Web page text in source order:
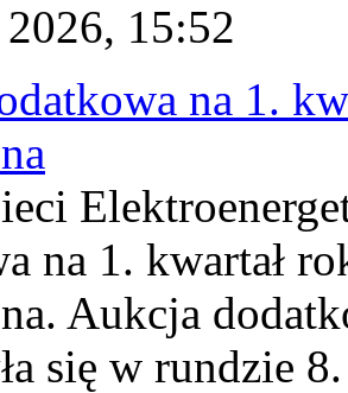
15:52
na 1.
na 1. kwartał
Aukcja
się w rundzie